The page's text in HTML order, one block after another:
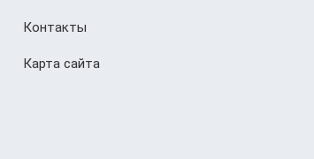
Контакты
Карта сайта